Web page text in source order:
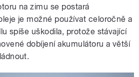
na zimu se postará
je možné používat celoročně a
spíše uškodila, protože stávající
dobíjení akumulátoru a větší